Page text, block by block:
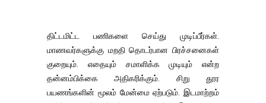
திட்டமிட்ட பணிகளை செய்து முடிப்பீர்கள்.
மாணவர்களுக்கு மறதி தொடர்பான பிரச்சனைகள்
குறையும். எதையும் சமாளிக்க முடியும் என்ற
தன்னம்பிக்கை அதிகரிக்கும். சிறு தூர
பயணங்களின் மூலம் மேன்மை ஏற்படும். இடமாற்றம்